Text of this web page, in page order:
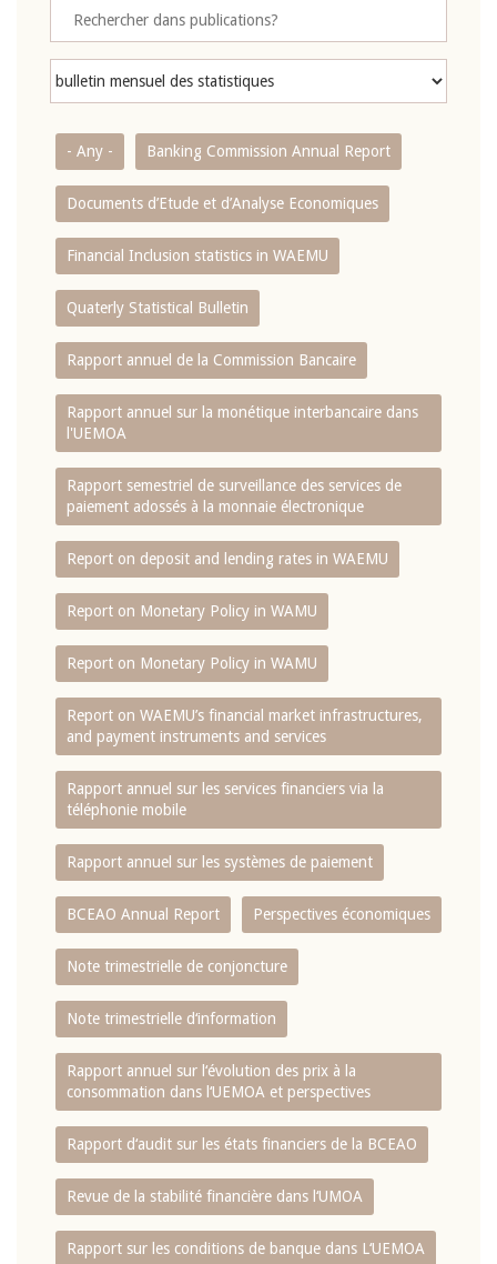
- Any - Banking Commission Annual Report
Documents d’Etude et d’Analyse Economiques
Financial Inclusion statistics in WAEMU
Quaterly Statistical Bulletin
Rapport annuel de la Commission Bancaire
Rapport annuel sur la monétique interbancaire dans
l'UEMOA
Rapport semestriel de surveillance des services de
paiement adossés à la monnaie électronique
Report on deposit and lending rates in WAEMU
Report on Monetary Policy in WAMU
Report on Monetary Policy in WAMU
Report on WAEMU’s financial market infrastructures,
and payment instruments and services
Rapport annuel sur les services financiers via la
téléphonie mobile
Rapport annuel sur les systèmes de paiement
BCEAO Annual Report Perspectives économiques
Note trimestrielle de conjoncture
Note trimestrielle d‘information
Rapport annuel sur l‘évolution des prix à la
consommation dans l‘UEMOA et perspectives
Rapport d‘audit sur les états financiers de la BCEAO
Revue de la stabilité financière dans l‘UMOA
Rapport sur les conditions de banque dans L‘UEMOA